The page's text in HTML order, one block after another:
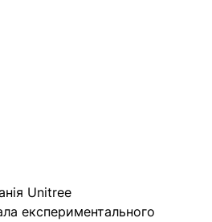
Unitree
експериментального